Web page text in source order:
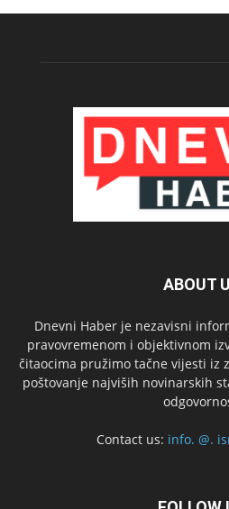
ABOUT
Dnevni Haber je nezavisni
pravovremenom i objektivnom
čitaocima pružimo tačne vijesti iz
poštovanje najviših novinarskih
Contact us: info. @.